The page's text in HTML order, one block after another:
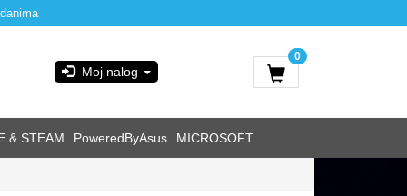
Moj nalog
0
& STEAM PoweredByAsus MICROSOFT